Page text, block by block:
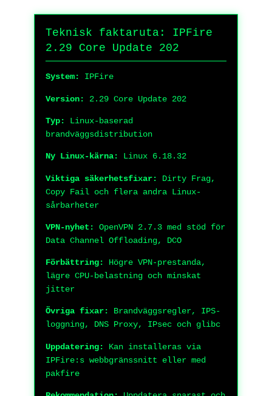
Teknisk faktaruta: IPFire
2.29 Core Update 202
System: IPFire
Version: 2.29 Core Update 202
Typ:
Linux-baserad
brandväggsdistribution
Ny Linux-kärna: Linux 6.18.32
Viktiga säkerhetsfixar:
Dirty Frag,
Copy Fail och flera andra Linux-
sårbarheter
VPN-nyhet:
OpenVPN 2.7.3 med stöd för
Data Channel Offloading, DCO
Förbättring:
Högre VPN-prestanda,
lägre CPU-belastning och minskat
jitter
Övriga fixar:
Brandväggsregler, IPS-
loggning, DNS Proxy, IPsec och glibc
Uppdatering:
Kan installeras via
IPFire:s webbgränssnitt eller med
pakfire